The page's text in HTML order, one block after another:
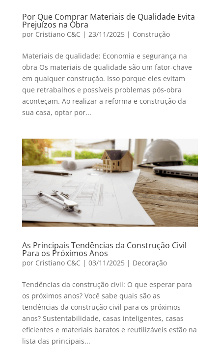
Por Que Comprar Materiais de Qualidade Evita
Prejuízos na Obra
por Cristiano C&C | 23/11/2025| Construção
Materiais de qualidade: Economia e segurança na
obra Os materiais de qualidade são um fator-chave
em qualquer construção. Isso porque eles evitam
que retrabalhos e possíveis problemas pós-obra
aconteçam. Ao realizar a reforma e construção da
sua casa, optar por...
As Principais Tendências da Construção Civil
Para os Próximos Anos
por Cristiano C&C | 03/11/2025| Decoração
Tendências da construção civil: O que esperar para
os próximos anos? Você sabe quais são as
tendências da construção civil para os próximos
anos? Sustentabilidade, casas inteligentes, casas
eficientes e materiais baratos e reutilizáveis estão na
lista das principais...